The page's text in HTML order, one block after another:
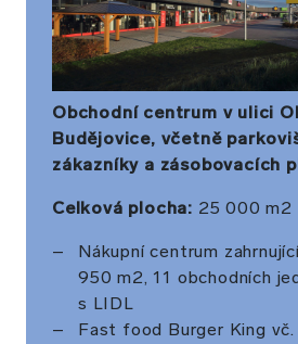
Obchodní centrum v ulici
Budějovice, včetně
zákazníky a zásobovacích
Celková plocha: 25 000 m2
Nákupní centrum
950 m2, 11 obchodních
s LIDL
Fast food Burger King vč.